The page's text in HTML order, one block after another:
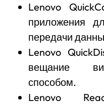
Lenovo
приложения
передачи
Lenovo
вещание
способом.
Lenovo